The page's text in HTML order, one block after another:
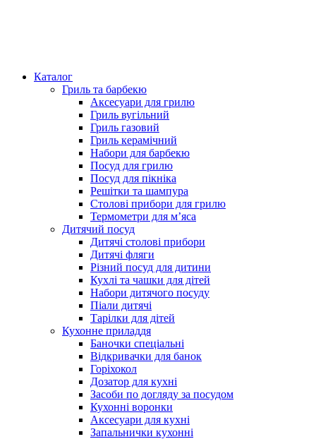
Каталог
Гриль та барбекю
Аксесуари для грилю
Гриль вугільний
Гриль газовий
Гриль керамічний
Набори для барбекю
Посуд для грилю
Посуд для пікніка
Решітки та шампура
Столові прибори для грилю
Термометри для м’яса
Дитячий посуд
Дитячі столові прибори
Дитячі фляги
Різний посуд для дитини
Кухлі та чашки для дітей
Набори дитячого посуду
Піали дитячі
Тарілки для дітей
Кухонне приладдя
Баночки спеціальні
Відкривачки для банок
Горіхокол
Дозатор для кухні
Засоби по догляду за посудом
Кухонні воронки
Аксесуари для кухні
Запальнички кухонні